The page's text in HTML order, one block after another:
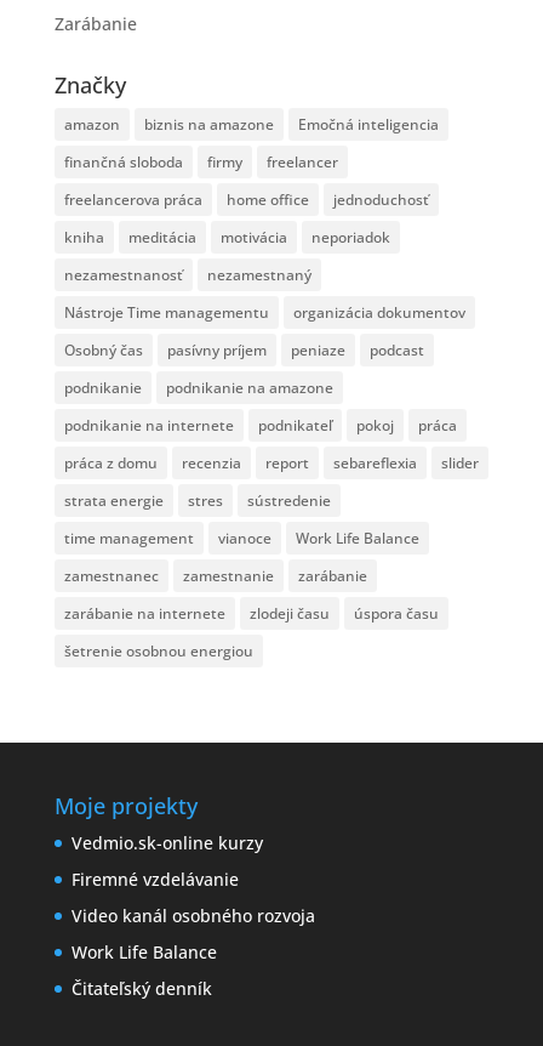
Zarábanie
Značky
amazon biznis na amazone
Emočná inteligencia
finančná sloboda
firmy
freelancer
freelancerova práca
home office
jednoduchosť
kniha
meditácia motivácia
neporiadok
nezamestnanosť
nezamestnaný
Nástroje Time managementu
organizácia dokumentov
Osobný čas
pasívny príjem peniaze
podcast
podnikanie
podnikanie na amazone
podnikanie na internete
podnikateľ pokoj
práca
práca z domu
recenzia report sebareflexia
slider
strata energie
stres
sústredenie
time management
vianoce
Work Life Balance
zamestnanec
zamestnanie
zarábanie
zarábanie na internete
zlodeji času
úspora času
šetrenie osobnou energiou
Moje projekty
Vedmio.sk-online kurzy
Firemné vzdelávanie
Video kanál osobného rozvoja
Work Life Balance
Čitateľský denník